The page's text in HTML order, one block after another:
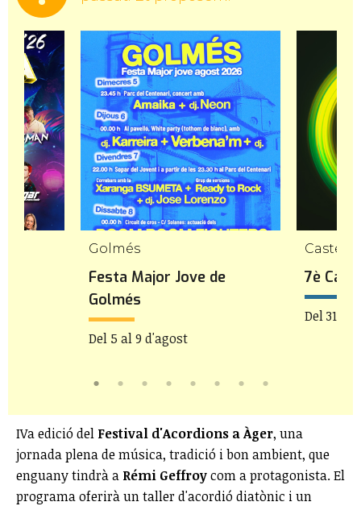
Golmés
Festa Major Jove de
Golmés
Del 5 al 9 d'agost
7è
Del 31
IVa edició del Festival d'Acordions a Àger, una
jornada plena de música, tradició i bon ambient, que
enguany tindrà a Rémi Geffroycom a protagonista. El
programa oferirà un taller d'acordió diatònic i un